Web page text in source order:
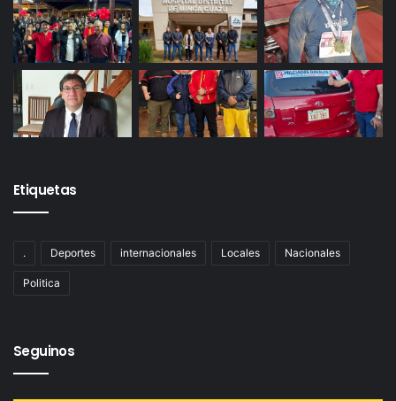
Etiquetas
. Deportes internacionales Locales Nacionales
Politica
Seguinos